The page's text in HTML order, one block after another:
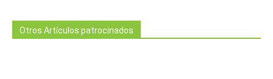
Otros Artículos patrocinados